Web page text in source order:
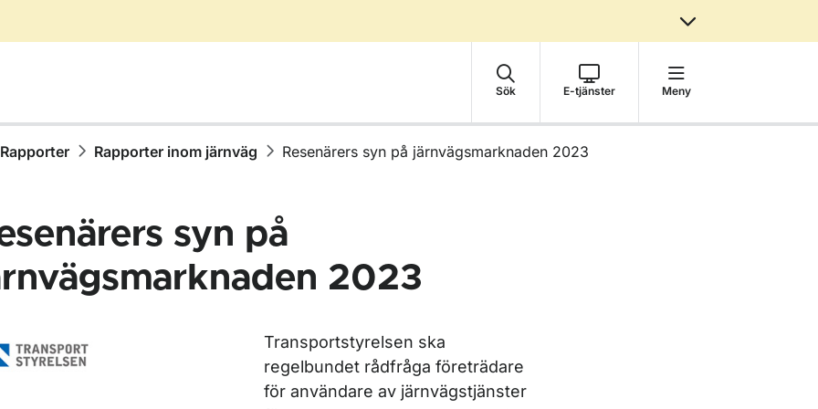
Sök E-tjänster Meny
Rapporter Rapporter inom järnväg Resenärers syn på järnvägsmarknaden 2023
Publikationer
Rapporter
syn på
2023
Transportstyrelsen ska
regelbundet rådfråga företrädare
för användare av järnvägstjänster